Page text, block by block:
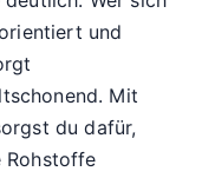
und
Mit
du dafür,
Rohstoffe